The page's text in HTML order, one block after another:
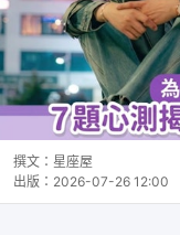
撰文： 星座屋
出版： 2026-07-26 12:00